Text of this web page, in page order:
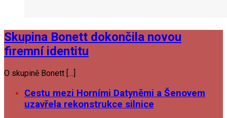
Skupina Bonett dokončila novou
firemní identitu
O skupině Bonett […]
Cestu mezi Horními Datyněmi a Šenovem
uzavřela rekonstrukce silnice